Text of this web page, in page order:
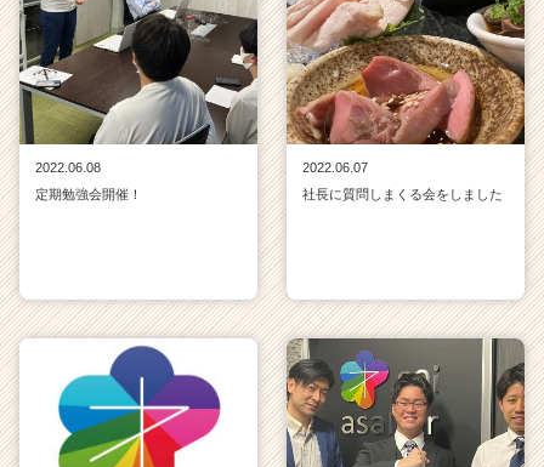
2022.06.08
定期勉強会開催！
2022.06.07
社長に質問しまくる会をしました